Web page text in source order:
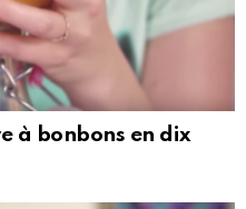
à bonbons en dix